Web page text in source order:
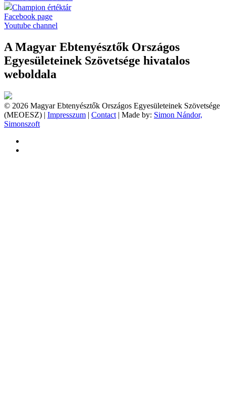
Champion értéktár
Facebook page
Youtube channel
A Magyar Ebtenyésztők Országos
Egyesületeinek Szövetsége hivatalos
weboldala
© 2026 Magyar Ebtenyésztők Országos Egyesületeinek Szövetsége
(MEOESZ) | Impresszum | Contact | Made by: Simon Nándor,
Simonszoft